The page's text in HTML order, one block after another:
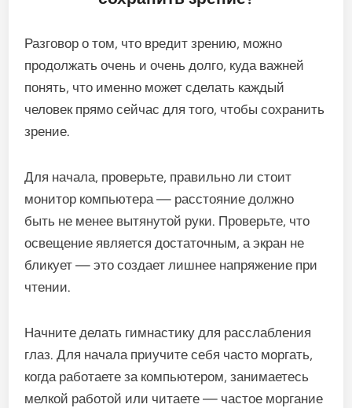
Разговор о том, что вредит зрению, можно
продолжать очень и очень долго, куда важней
понять, что именно может сделать каждый
человек прямо сейчас для того, чтобы сохранить
зрение.
Для начала, проверьте, правильно ли стоит
монитор компьютера — расстояние должно
быть не менее вытянутой руки. Проверьте, что
освещение является достаточным, а экран не
бликует — это создает лишнее напряжение при
чтении.
Начните делать гимнастику для расслабления
глаз. Для начала приучите себя часто моргать,
когда работаете за компьютером, занимаетесь
мелкой работой или читаете — частое моргание